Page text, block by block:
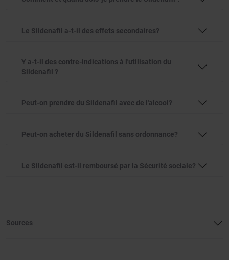
Le Sildenafil a-t-il des effets secondaires?
Y a-t-il des contre-indications à l'utilisation du
Sildenafil ?
Peut-on prendre du Sildenafil avec de l'alcool?
Peut-on acheter du Sildenafil sans ordonnance?
Le Sildenafil est-il remboursé par la Sécurité sociale?
Sources